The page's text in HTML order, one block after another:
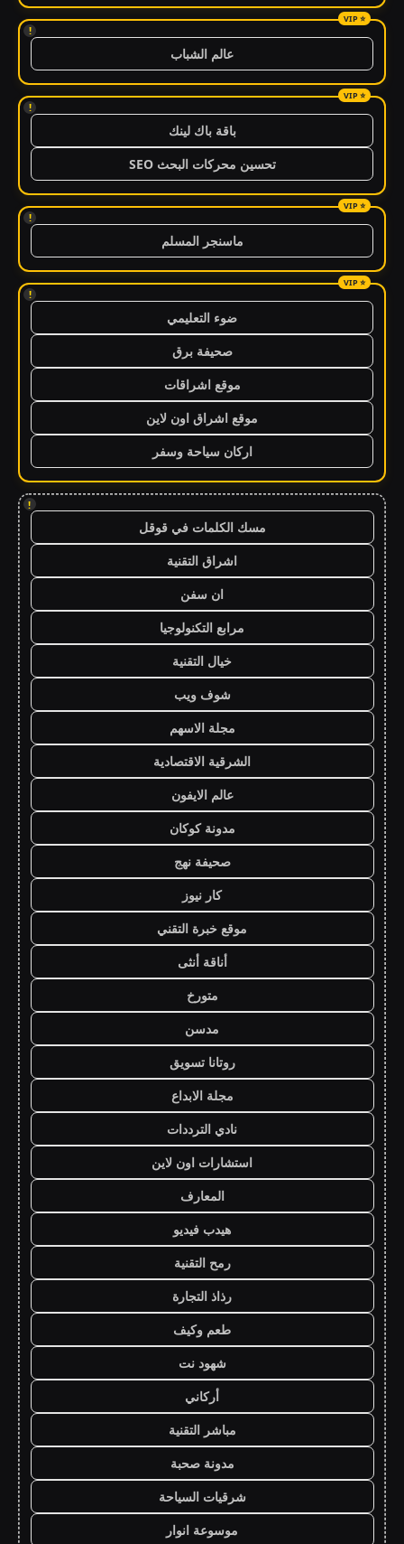
!
عالم الشباب
!
باقة باك لينك
تحسين محركات البحث SEO
!
ماسنجر المسلم
!
ضوء التعليمي
صحيفة برق
موقع اشراقات
موقع اشراق اون لاين
اركان سياحة وسفر
!
مسك الكلمات في قوقل
اشراق التقنية
ان سفن
مرابع التكنولوجيا
خيال التقنية
شوف ويب
مجلة الاسهم
الشرقية الاقتصادية
عالم الايفون
مدونة كوكان
صحيفة نهج
كار نيوز
موقع خبرة التقني
أناقة أنثى
متورخ
مدسن
روتانا تسويق
مجلة الابداع
نادي الترددات
استشارات اون لاين
المعارف
هيدب فيديو
رمح التقنية
رذاذ التجارة
طعم وكيف
شهود نت
أركاني
مباشر التقنية
مدونة صحبة
شرقيات السياحة
موسوعة انوار